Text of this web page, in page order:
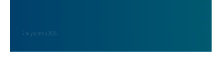
7 Αυγούστου 2026